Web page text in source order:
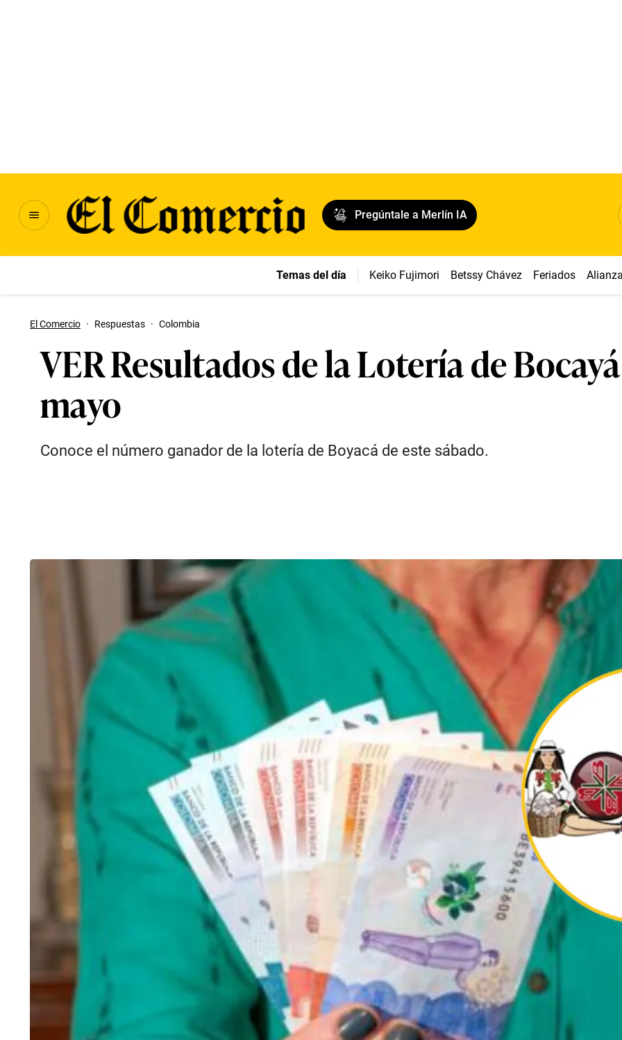
Pregúntale a Merlín IA
Temas del día Keiko Fujimori Betssy Chávez Feriados
El Comercio · Respuestas · Colombia
VER Resultados de la Lotería de
mayo
Conoce el número ganador de la lotería de Boyacá de este sábado.